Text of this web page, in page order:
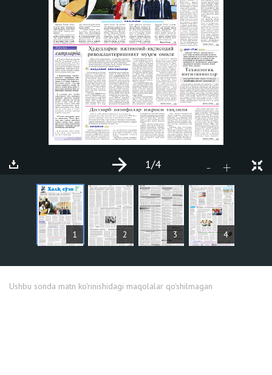
1 2 3 4
- +
1/4
MAQOLALAR
Ushbu sonda matn ko'rinishidagi maqolalar qo'shilmagan